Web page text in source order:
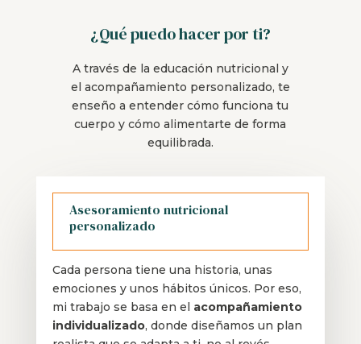
¿Qué puedo hacer por ti?
A través de la educación nutricional y
el acompañamiento personalizado, te
enseño a entender cómo funciona tu
cuerpo y cómo alimentarte de forma
equilibrada.
Asesoramiento nutricional
personalizado
Cada persona tiene una historia, unas
emociones y unos hábitos únicos. Por eso,
mi trabajo se basa en el acompañamiento
individualizado, donde diseñamos un plan